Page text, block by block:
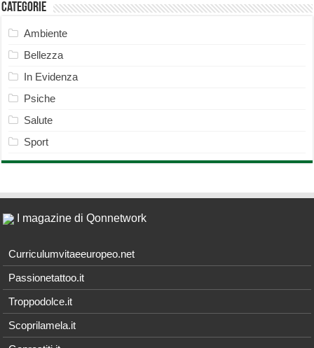
Categorie
Ambiente
Bellezza
In Evidenza
Psiche
Salute
Sport
I magazine di Qonnetwork
Curriculumvitaeeuropeo.net
Passionetattoo.it
Troppodolce.it
Scoprilamela.it